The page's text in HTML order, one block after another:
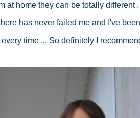
has never failed me and I've
time ... So definitely I